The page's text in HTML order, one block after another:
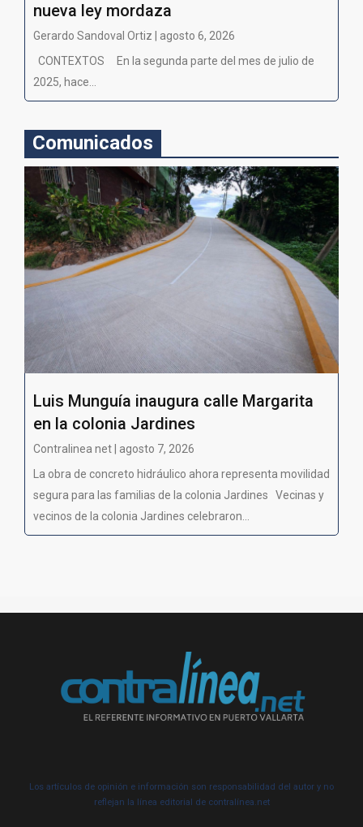
nueva ley mordaza
Gerardo Sandoval Ortiz | agosto 6, 2026
CONTEXTOS En la segunda parte del mes de julio de
2025, hace...
Comunicados
Luis Munguía inaugura calle Margarita
en la colonia Jardines
Contralinea net | agosto 7, 2026
La obra de concreto hidráulico ahora representa movilidad
segura para las familias de la colonia Jardines Vecinas y
vecinos de la colonia Jardines celebraron...
Los artículos de opinión e información son responsabilidad del autor y no
reflejan la línea editorial de contralínea.net